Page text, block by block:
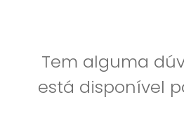
Tem alguma
está disponível